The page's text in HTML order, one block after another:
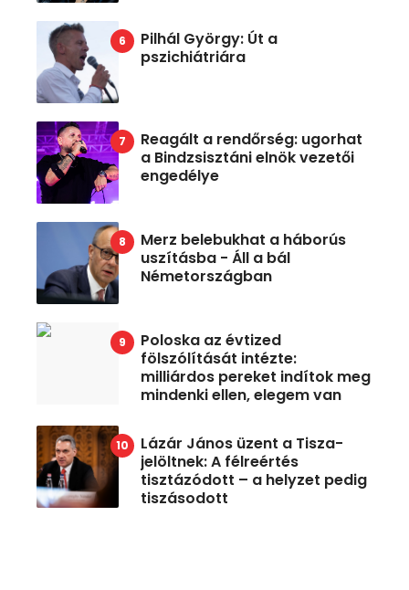
Pilhál György: Út a
pszichiátriára
Reagált a rendőrség: ugorhat
a Bindzsisztáni elnök vezetői
engedélye
Merz belebukhat a háborús
uszításba - Áll a bál
Németországban
Poloska az évtized
fölszólítását intézte:
milliárdos pereket indítok meg
mindenki ellen, elegem van
Lázár János üzent a Tisza-
jelöltnek: A félreértés
tisztázódott – a helyzet pedig
tiszásodott